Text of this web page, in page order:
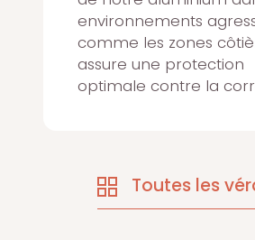
environnements
comme les zones
assure une protection
optimale contre la
Toutes les